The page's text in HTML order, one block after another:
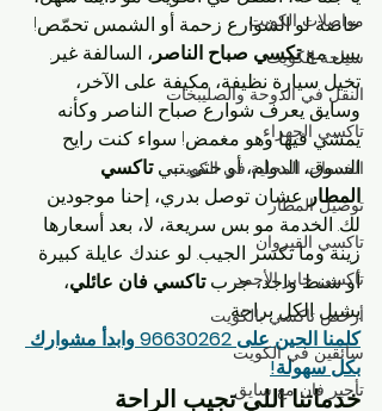
مواصلات الكويت
سياحة الكويت
النقل في الدوحة والصليبخات
تاكسي الجهراء
الخدمات المحلية في الكويت
توصيل المطار
تاكسي القيروان
تاكسي جابر الأحمد
أرخص تاكسي بالكويت
سائقين في الكويت
تأجير فان مع سايق
خاصة لو الشوارع زحمة أو الشمس تحمّص!
بس مع تكسي صباح الناصر، السالفة غير.
تخيل سيارة نظيفة، مكيفة على الآخر،
وسايق يعرف شوارع صباح الناصر وكأنه
يمشي فيها وهو مغمض! سواء كنت رايح
السوق، الدوام، أو حتى تبي تاكسي
المطار عشان توصل بدري، إحنا موجودين
لك. الخدمة مو بس سريعة، لا، بعد أسعارها
زينة وما تكسر الجيب. لو عندك عايلة كبيرة
أو شنط واجد، جرب تاكسي فان عائلي،
يشيل الكل براحة.
كلمنا الحين على 96630262 وابدأ مشوارك
بكل سهولة!
خدماتنا اللي تجيب الراحة